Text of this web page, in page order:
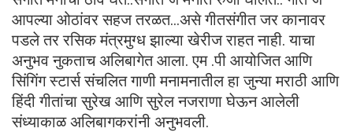
आपल्या ओठांवर सहज तरळत…असे गीतसंगीत जर कानावर
पडले तर रसिक मंत्रमुग्ध झाल्या खेरीज राहत नाही. याचा
अनुभव नुकताच अलिबागेत आला. एम .पी आयोजित आणि
सिंगिंग स्टार्स संचलित गाणी मनामनातील हा जुन्या मराठी आणि
हिंदी गीतांचा सुरेख आणि सुरेल नजराणा घेऊन आलेली
संध्याकाळ अलिबागकरांनी अनुभवली.